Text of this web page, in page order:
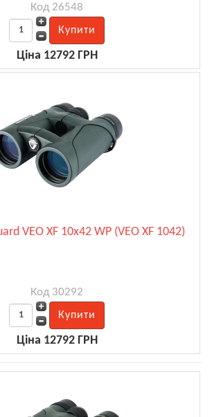
Код 26548
Ціна 12792 ГРН
VEO XF 10x42 WP (VEO XF 1042)
Код 30292
Ціна 12792 ГРН